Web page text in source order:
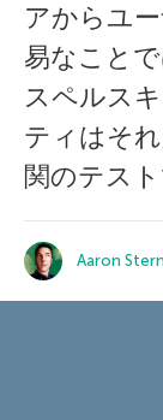
アからユ
易なこと
スペルス
ティはそ
関のテス
Aaron Stern